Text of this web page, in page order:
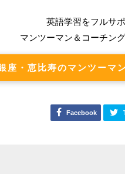
英語学習をフルサポ
マンツーマン＆コーチン
座・恵比寿のマンツーマ
Facebook